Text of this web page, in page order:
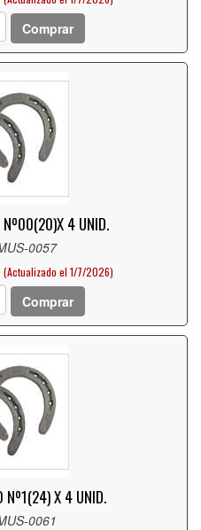
Comprar
Nº00(20)X 4 UNID.
0057
(Actualizado el 1/7/2026)
Comprar
Nº1(24) X 4 UNID.
0061